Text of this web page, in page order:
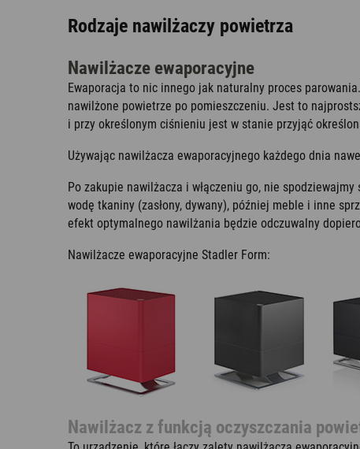
Rodzaje nawilżaczy powietrza
Nawilżacze ewaporacyjne
Ewaporacja to nic innego jak naturalny proces
nawilżone powietrze po pomieszczeniu. Jest to
i przy określonym ciśnieniu jest w stanie przyjąć
Używając nawilżacza ewaporacyjnego każdego dnia
Po zakupie nawilżacza i włączeniu go, nie
wodę tkaniny (zasłony, dywany), później meble i inne
efekt optymalnego nawilżania będzie odczuwalny
Nawilżacze ewaporacyjne Stadler Form:
Nawilżacz z funkcją oczyszczania